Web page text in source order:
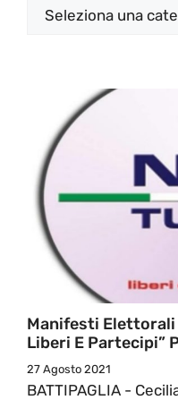
Categorie
Manifesti Elettorali
Liberi E Partecipi”
27 Agosto 2021
BATTIPAGLIA -